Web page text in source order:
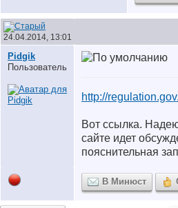
24.04.2014, 13:01
Pidgik
Пользователь
http://
Вот ссылка.
сайте идет
пояснительная
В Минюст